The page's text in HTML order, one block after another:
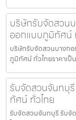
บริษัทรับจัดสวน
ออกแบบภูมิทัศน์
บริษัทรับจัดสวนบางก
ภูมิทัศน์ ทั่วไทยราคาเ
รับจัดสวนจันทบุ
ทัศน์ ทั่วไทย
รับจัดสวนจันทบุรี รับ